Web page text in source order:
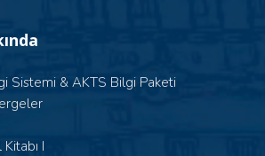
Sistemi & AKTS Bilgi Paketi
I